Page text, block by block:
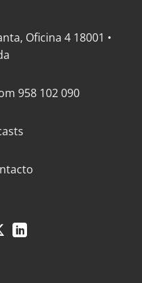
Oficina 4 18001 •
958 102 090